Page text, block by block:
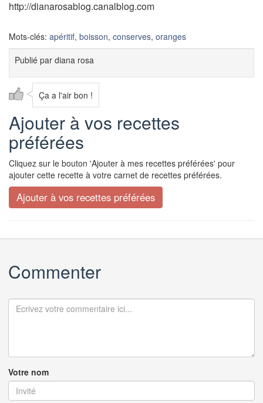
http://dianarosablog.canalblog.com
Mots-clés: apéritif, boisson, conserves, oranges
Publié par diana rosa
Ça a l'air bon !
Ajouter à vos recettes
préférées
Cliquez sur le bouton 'Ajouter à mes recettes préférées' pour
ajouter cette recette à votre carnet de recettes préférées.
Commenter
Votre nom